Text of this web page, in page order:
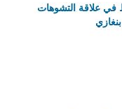
في علاقة التشوهات